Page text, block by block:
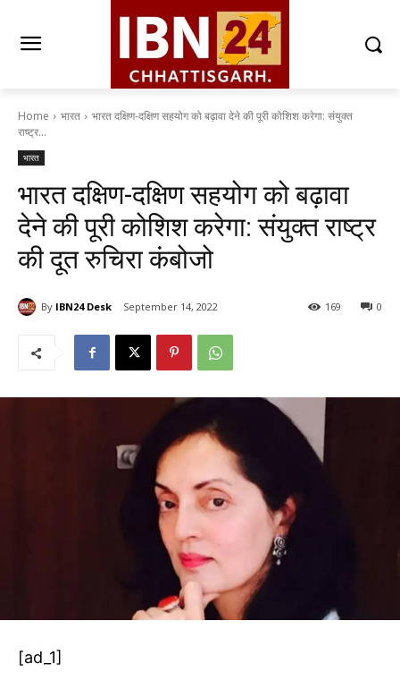
Home भारत
भारत दक्षिण-दक्षिण सहयोग को बढ़ावा देने की पूरी कोशिश करेगा: संयुक्त
राष्ट्र...
भारत
भारत दक्षिण-दक्षिण सहयोग को बढ़ावा
देने की पूरी कोशिश करेगा: संयुक्त राष्ट्र
की दूत रुचिरा कंबोजो
By IBN24 Desk September 14, 2022 0
169
[ad_1]